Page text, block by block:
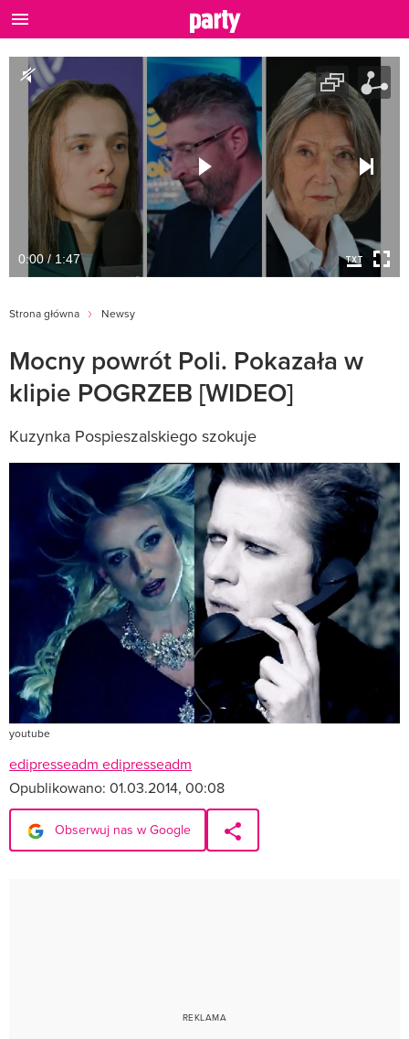
0:00 / 1:47
Strona główna Newsy
Mocny powrót Poli. Pokazała w
klipie POGRZEB [WIDEO]
Kuzynka Pospieszalskiego szokuje
youtube
edipresseadm edipresseadm
Opublikowano: 01.03.2014, 00:08
Obserwuj nas w Google